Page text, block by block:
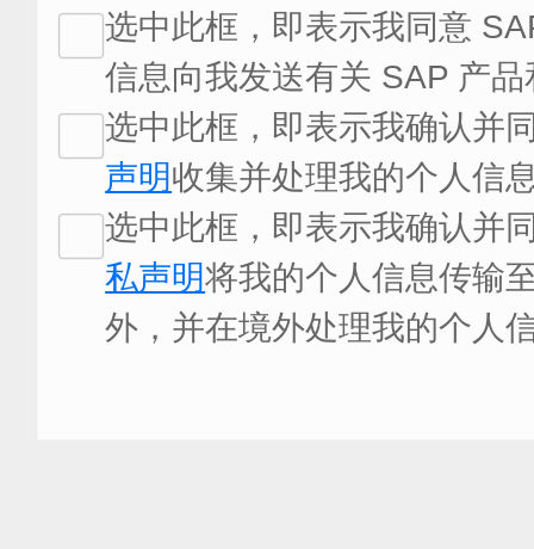
选中此框，即表示我同意
信息向我发送有关 SAP 产
选中此框，即表示我确认并
声明收集并处理我的个人信
选中此框，即表示我确认并
私声明将我的个人信息传输
外，并在境外处理我的个人